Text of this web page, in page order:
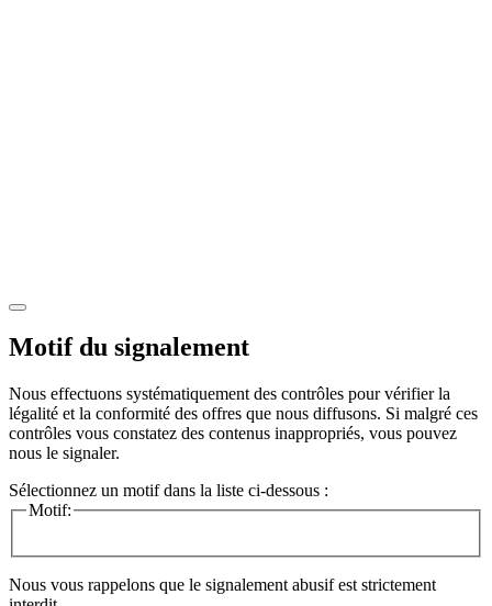
Motif du signalement
Nous effectuons systématiquement des contrôles pour vérifier la
légalité et la conformité des offres que nous diffusons. Si malgré ces
contrôles vous constatez des contenus inappropriés, vous pouvez
nous le signaler.
Sélectionnez un motif dans la liste ci-dessous :
Motif:
Nous vous rappelons que le signalement abusif est strictement